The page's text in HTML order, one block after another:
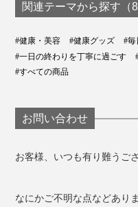
関連テーマから探す（8
#健康・美容 #健康グッズ #
#一日の終わりを丁寧に過ごす
#すべての商品
お問い合わせ
お客様、いつも有り難うご
なにかご不明な点などあり